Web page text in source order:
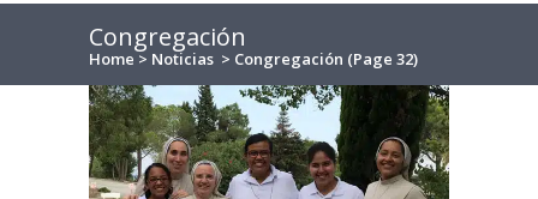
Congregación
Home> Noticias > Congregación (Page 32)